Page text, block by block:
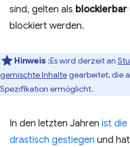
sind, gelten als blockierbar
blockiert werden.
Hinweis :Es wird derzeit an
gemischte Inhaltegearbeitet, die
Spezifikation ermöglicht.
In den letzten Jahren ist die
drastisch gestiegen und